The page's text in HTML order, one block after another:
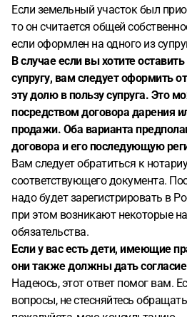
Если земельный участок был
то он считается общей
если оформлен на одного из
В случае если вы хотите
супругу, вам следует оформить
эту долю в пользу супруга. Это
посредством договора дарения
продажи. Оба варианта
договора и его последующую
Вам следует обратиться к
соответствующего документа.
надо будет зарегистрировать в
при этом возникают некоторые
обязательства.
Если у вас есть дети, имеющие
они также должны дать
Надеюсь, этот ответ помог вам.
вопросы, не стесняйтесь